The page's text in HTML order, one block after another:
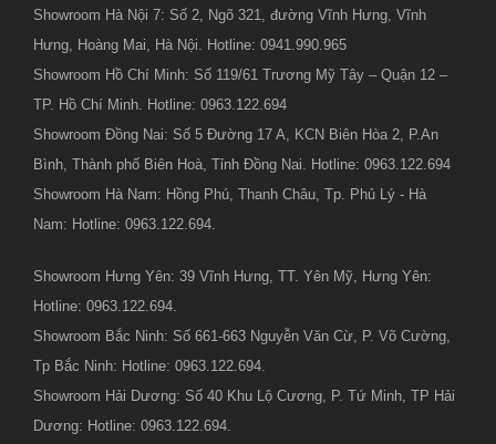
Showroom Hà Nội 7: Số 2, Ngõ 321, đường Vĩnh Hưng, Vĩnh
Hưng, Hoàng Mai, Hà Nội. Hotline: 0941.990.965
Showroom Hồ Chí Minh: Số 119/61 Trương Mỹ Tây – Quận 12 –
TP. Hồ Chí Minh. Hotline: 0963.122.694
Showroom Đồng Nai: Số 5 Đường 17 A, KCN Biên Hòa 2, P.An
Bình, Thành phố Biên Hoà, Tỉnh Đồng Nai. Hotline: 0963.122.694
Showroom Hà Nam: Hồng Phú, Thanh Châu, Tp. Phủ Lý - Hà
Nam: Hotline: 0963.122.694.
Showroom Hưng Yên: 39 Vĩnh Hưng, TT. Yên Mỹ, Hưng Yên:
Hotline: 0963.122.694.
Showroom Bắc Ninh: Số 661-663 Nguyễn Văn Cừ, P. Võ Cường,
Tp Bắc Ninh: Hotline: 0963.122.694.
Showroom Hải Dương: Số 40 Khu Lộ Cương, P. Tứ Minh, TP Hải
Dương: Hotline: 0963.122.694.